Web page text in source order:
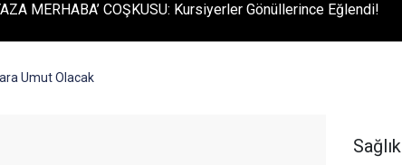
MERHABA’ COŞKUSU: Kursiyerler Gönüllerince Eğlendi!
Umut Olacak
Sağlık